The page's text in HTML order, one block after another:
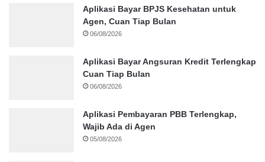
Aplikasi Bayar BPJS Kesehatan untuk
Agen, Cuan Tiap Bulan
06/08/2026
Aplikasi Bayar Angsuran Kredit Terlengkap
Cuan Tiap Bulan
06/08/2026
Aplikasi Pembayaran PBB Terlengkap,
Wajib Ada di Agen
05/08/2026